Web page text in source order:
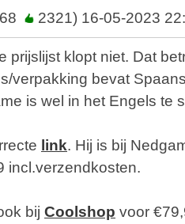
2321) 16-05-2023
prijslijst klopt niet. Dat
verpakking bevat
is wel in het Engels te
link. Hij is bij
incl.verzendkosten.
bij Coolshop voor